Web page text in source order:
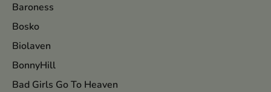
Baroness
Bosko
Biolaven
BonnyHill
Bad Girls Go To Heaven